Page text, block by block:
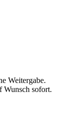
Weitergabe.
Wunsch sofort.